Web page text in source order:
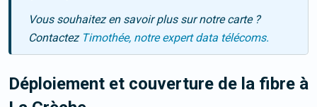
Vous souhaitez en savoir plus sur notre carte ?
Contactez Timothée, notre expert data télécoms.
Déploiement et couverture de la fibre à